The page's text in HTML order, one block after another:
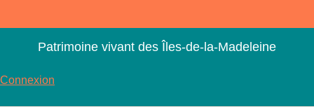
contenu
Patrimoine vivant des Îles-de-la-Madeleine
Connexion